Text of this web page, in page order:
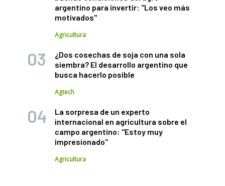
argentino para invertir: "Los veo más
motivados"
Agricultura
¿Dos cosechas de soja con una sola
siembra? El desarrollo argentino que
busca hacerlo posible
Agtech
La sorpresa de un experto
internacional en agricultura sobre el
campo argentino: "Estoy muy
impresionado"
Agricultura